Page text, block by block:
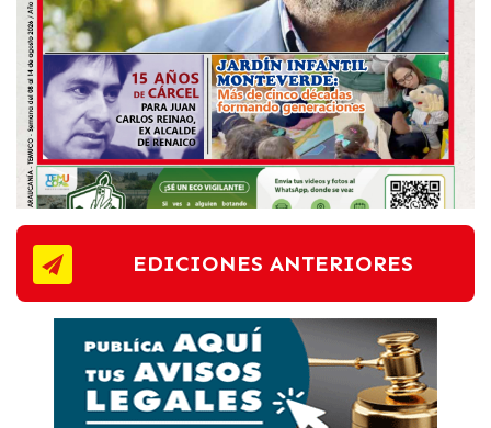
EDICIONES ANTERIORES